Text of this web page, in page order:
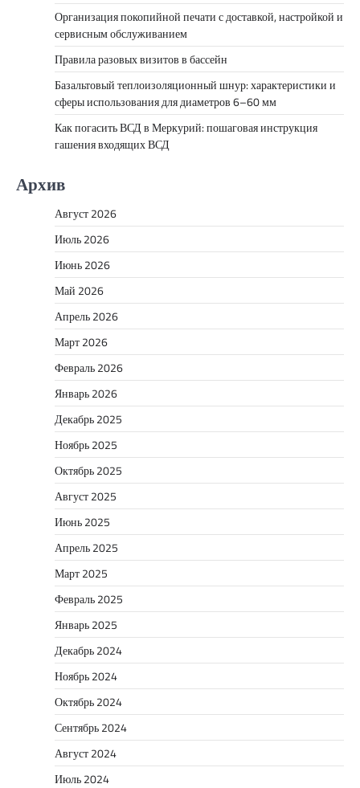
Организация покопийной печати с доставкой, настройкой и
сервисным обслуживанием
Правила разовых визитов в бассейн
Базальтовый теплоизоляционный шнур: характеристики и
сферы использования для диаметров 6–60 мм
Как погасить ВСД в Меркурий: пошаговая инструкция
гашения входящих ВСД
Архив
Август 2026
Июль 2026
Июнь 2026
Май 2026
Апрель 2026
Март 2026
Февраль 2026
Январь 2026
Декабрь 2025
Ноябрь 2025
Октябрь 2025
Август 2025
Июнь 2025
Апрель 2025
Март 2025
Февраль 2025
Январь 2025
Декабрь 2024
Ноябрь 2024
Октябрь 2024
Сентябрь 2024
Август 2024
Июль 2024